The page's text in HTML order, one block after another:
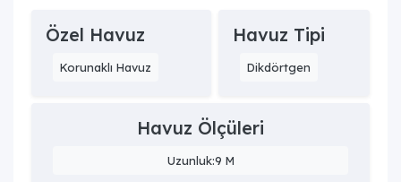
Özel Havuz
Korunaklı Havuz
Havuz Tipi
Dikdörtgen
Havuz Ölçüleri
Uzunluk:9 M